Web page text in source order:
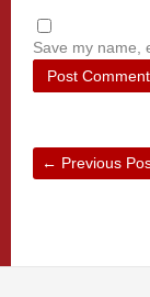
Save my name,
← Previous